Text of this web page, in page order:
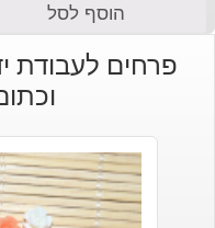
הוסף לסל
פרחים לעבודת
וכתום 30